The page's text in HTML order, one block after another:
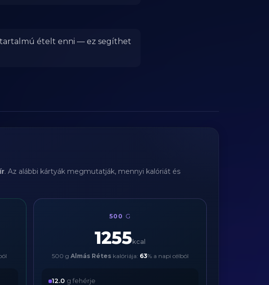
ételt enni — ez segíthet
. Az alábbi kártyák megmutatják, mennyi kalóriát és
500 G
1255 kcal
500 g Almás Réteskalóriája: 63% a napi célból
12.0 g fehérje